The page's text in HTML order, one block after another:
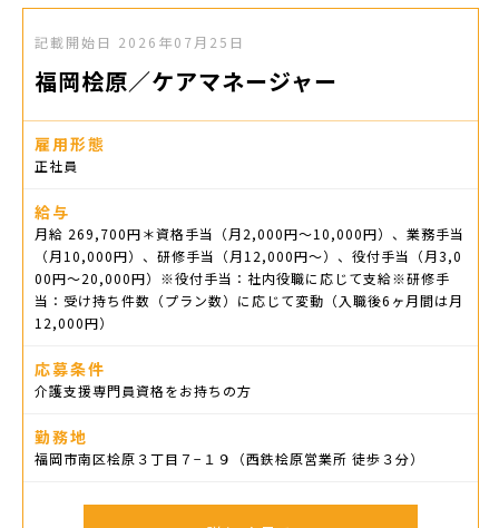
記載開始日 2026年07月25日
福岡桧原／ケアマネージャー
雇用形態
正社員
給与
月給 269,700円＊資格手当（月2,000円～10,000円）、業務手当
（月10,000円）、研修手当（月12,000円～）、役付手当（月3,0
00円～20,000円）※役付手当：社内役職に応じて支給※研修手
当：受け持ち件数（プラン数）に応じて変動（入職後6ヶ月間は月
12,000円）
応募条件
介護支援専門員資格をお持ちの方
勤務地
福岡市南区桧原３丁目７−１９（西鉄桧原営業所 徒歩３分）